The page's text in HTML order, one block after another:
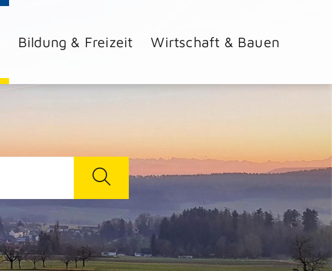
Bildung & Freizeit Wirtschaft & Bauen